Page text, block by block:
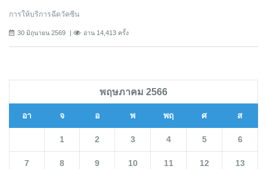
การให้บริการฉีดวัคซีน
30 มิถุนายน 2569 อ่าน 14,413 ครั้ง
พฤษภาคม 2566
อา จ อ พ พฤ ศ ส
1 2 3 4 5 6
7 8 9 10 11 12 13